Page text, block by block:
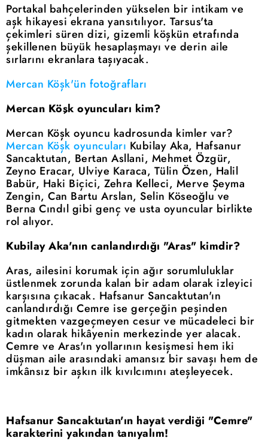
Portakal bahçelerinden yükselen bir intikam ve
aşk hikayesi ekrana yansıtılıyor. Tarsus'ta
çekimleri süren dizi, gizemli köşkün etrafında
şekillenen büyük hesaplaşmayı ve derin aile
sırlarını ekranlara taşıyacak.
Mercan Köşk'ün fotoğrafları
Mercan Köşk oyuncuları kim?
Mercan Köşk oyuncu kadrosunda kimler var?
Mercan Köşk oyuncuları Kubilay Aka, Hafsanur
Sancaktutan, Bertan Asllani, Mehmet Özgür,
Zeyno Eracar, Ulviye Karaca, Tülin Özen, Halil
Babür, Haki Biçici, Zehra Kelleci, Merve Şeyma
Zengin, Can Bartu Arslan, Selin Köseoğlu ve
Berna Cındıl gibi genç ve usta oyuncular birlikte
rol alıyor.
Kubilay Aka'nın canlandırdığı "Aras" kimdir?
Aras, ailesini korumak için ağır sorumluluklar
üstlenmek zorunda kalan bir adam olarak izleyici
karşısına çıkacak. Hafsanur Sancaktutan'ın
canlandırdığı Cemre ise gerçeğin peşinden
gitmekten vazgeçmeyen cesur ve mücadeleci bir
kadın olarak hikâyenin merkezinde yer alacak.
Cemre ve Aras'ın yollarının kesişmesi hem iki
düşman aile arasındaki amansız bir savaşı hem de
imkânsız bir aşkın ilk kıvılcımını ateşleyecek.
Hafsanur Sancaktutan'ın hayat verdiği "Cemre"
karakterini yakından tanıyalım!